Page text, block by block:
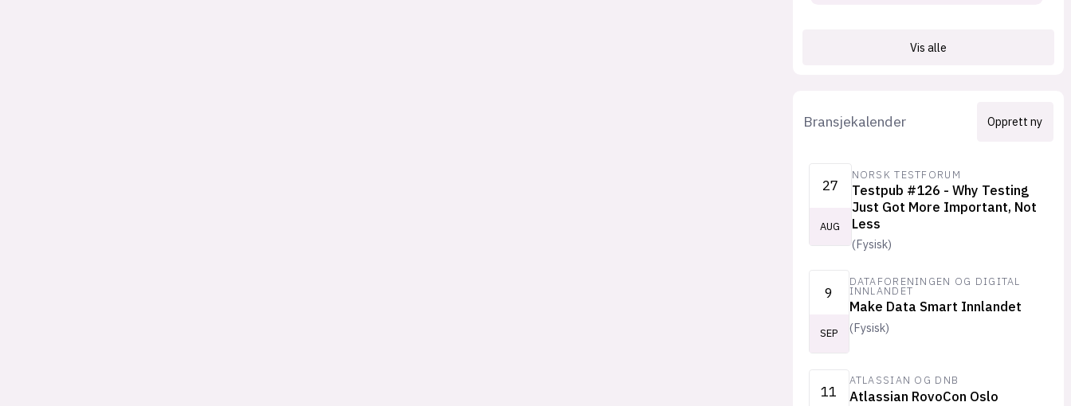
Vis alle
Bransjekalender Opprett ny
27
AUG
NORSK TESTFORUM
Testpub #126 - Why Testing
Just Got More Important, Not
Less
(Fysisk)
9
SEP
DATAFORENINGEN OG DIGITAL
INNLANDET
Make Data Smart Innlandet
(Fysisk)
11
ATLASSIAN OG DNB
Atlassian RovoCon Oslo